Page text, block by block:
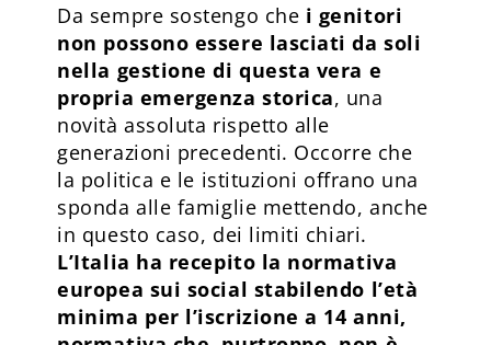
Da sempre sostengo che i genitori
non possono essere lasciati da soli
nella gestione di questa vera e
propria emergenza storica, una
novità assoluta rispetto alle
generazioni precedenti. Occorre che
la politica e le istituzioni offrano una
sponda alle famiglie mettendo, anche
in questo caso, dei limiti chiari.
L’Italia ha recepito la normativa
europea sui social stabilendo l’età
minima per l’iscrizione a 14 anni,